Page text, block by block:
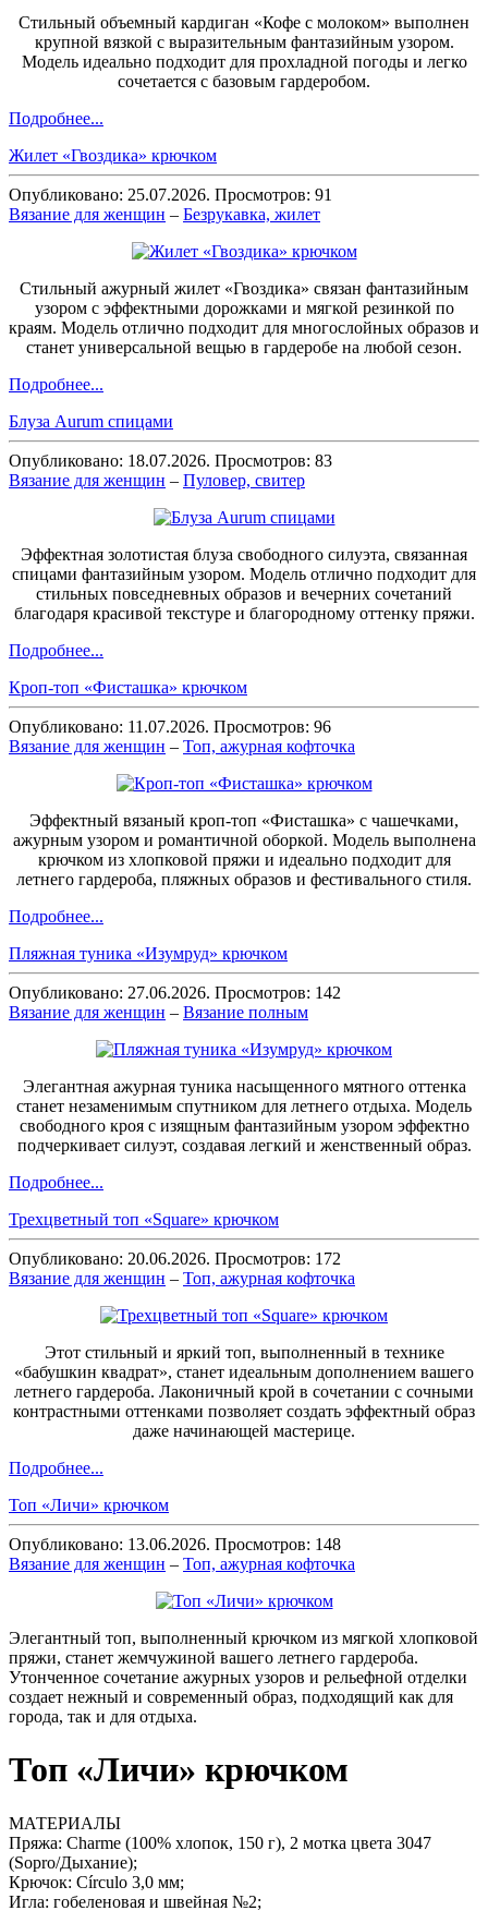
Стильный объемный кардиган «Кофе с молоком» выполнен
крупной вязкой с выразительным фантазийным узором.
Модель идеально подходит для прохладной погоды и легко
сочетается с базовым гардеробом.
Подробнее...
Жилет «Гвоздика» крючком
Опубликовано: 25.07.2026. Просмотров: 91
Вязание для женщин – Безрукавка, жилет
Стильный ажурный жилет «Гвоздика» связан фантазийным
узором с эффектными дорожками и мягкой резинкой по
краям. Модель отлично подходит для многослойных образов и
станет универсальной вещью в гардеробе на любой сезон.
Подробнее...
Блуза Aurum спицами
Опубликовано: 18.07.2026. Просмотров: 83
Вязание для женщин – Пуловер, свитер
Эффектная золотистая блуза свободного силуэта, связанная
спицами фантазийным узором. Модель отлично подходит для
стильных повседневных образов и вечерних сочетаний
благодаря красивой текстуре и благородному оттенку пряжи.
Подробнее...
Кроп-топ «Фисташка» крючком
Опубликовано: 11.07.2026. Просмотров: 96
Вязание для женщин – Топ, ажурная кофточка
Эффектный вязаный кроп-топ «Фисташка» с чашечками,
ажурным узором и романтичной оборкой. Модель выполнена
крючком из хлопковой пряжи и идеально подходит для
летнего гардероба, пляжных образов и фестивального стиля.
Подробнее...
Пляжная туника «Изумруд» крючком
Опубликовано: 27.06.2026. Просмотров: 142
Вязание для женщин – Вязание полным
Элегантная ажурная туника насыщенного мятного оттенка
станет незаменимым спутником для летнего отдыха. Модель
свободного кроя с изящным фантазийным узором эффектно
подчеркивает силуэт, создавая легкий и женственный образ.
Подробнее...
Трехцветный топ «Square» крючком
Опубликовано: 20.06.2026. Просмотров: 172
Вязание для женщин – Топ, ажурная кофточка
Этот стильный и яркий топ, выполненный в технике
«бабушкин квадрат», станет идеальным дополнением вашего
летнего гардероба. Лаконичный крой в сочетании с сочными
контрастными оттенками позволяет создать эффектный образ
даже начинающей мастерице.
Подробнее...
Топ «Личи» крючком
Опубликовано: 13.06.2026. Просмотров: 148
Вязание для женщин – Топ, ажурная кофточка
Элегантный топ, выполненный крючком из мягкой хлопковой
пряжи, станет жемчужиной вашего летнего гардероба.
Утонченное сочетание ажурных узоров и рельефной отделки
создает нежный и современный образ, подходящий как для
города, так и для отдыха.
Топ «Личи» крючком
МАТЕРИАЛЫ
Пряжа: Charme (100% хлопок, 150 г), 2 мотка цвета 3047
(Sopro/Дыхание);
Крючок: Círculo 3,0 мм;
Игла: гобеленовая и швейная №2;